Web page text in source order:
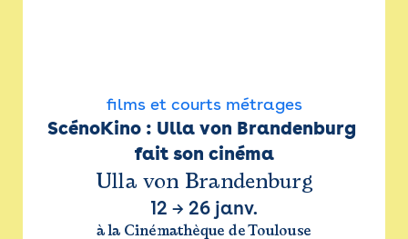
films et courts métrages
ScénoKino : Ulla von Brandenburg
fait son cinéma
Ulla von Brandenburg
12 → 26 janv.
à la Cinémathèque de Toulouse